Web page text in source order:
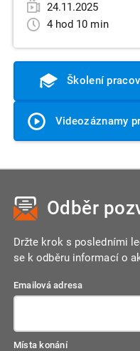
24.11.2025
4 hod 10 min
Školení
Odběr
Držte krok s posledními
se k odběru informací o
Emailová adresa
Místa konání